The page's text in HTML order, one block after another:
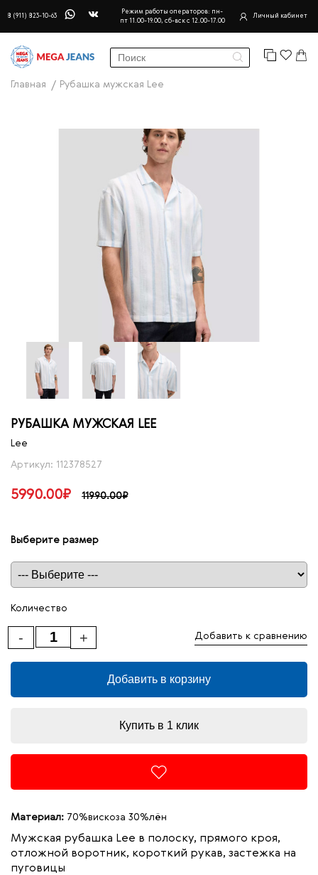
8 (911) 823-10-63
Режим работы операторов: пн-
пт 11.00-19.00, сб-вск с 12.00-17.00
Личный кабинет
Главная Рубашка мужская Lee
РУБАШКА МУЖСКАЯ LEE
Lee
Артикул: 112378527
5990.00₽ 11990.00₽
Выберите размер
Таблица размеров
Количество
+
- Добавить к сравнению
Добавить в корзину
Купить в 1 клик
Материал: 70%вискоза 30%лён
Мужская рубашка Lee в полоску, прямого кроя,
отложной воротник, короткий рукав, застежка на
пуговицы